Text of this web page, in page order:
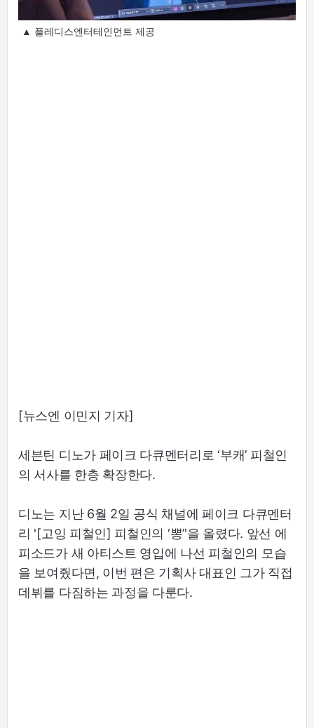
▲ 플레디스엔터테인먼트 제공
[뉴스엔 이민지 기자]
세븐틴 디노가 페이크 다큐멘터리로 ‘부캐’ 피철인
의 서사를 한층 확장한다.
디노는 지난 6월 2일 공식 채널에 페이크 다큐멘터
리 '[고잉 피철인] 피철인의 ‘뽕’'을 올렸다. 앞선 에
피소드가 새 아티스트 영입에 나선 피철인의 모습
을 보여줬다면, 이번 편은 기획사 대표인 그가 직접
데뷔를 다짐하는 과정을 다룬다.